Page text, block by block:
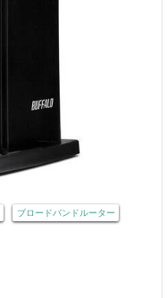
ブロードバンドルーター